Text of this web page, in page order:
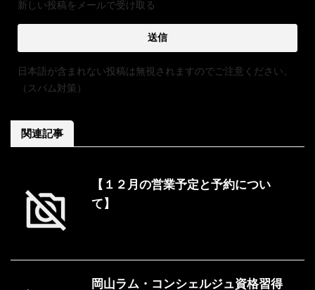
新しい投稿をメールで受け取る
日本語が含まれない投稿は無視されますのでご注意ください。
（スパム対策）
関連記事
【１２月の営業予定と予約につい
て】
岡山ラム・コンシェルジュ資格習得